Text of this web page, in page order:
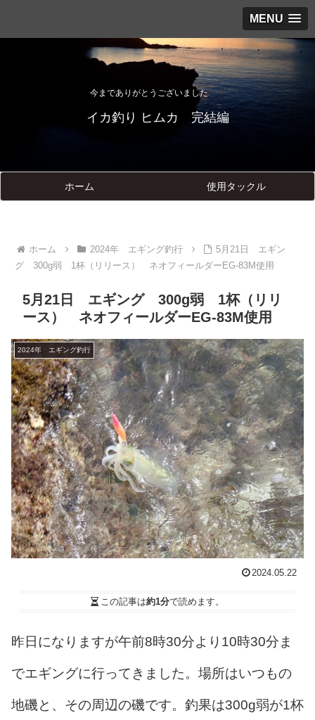
MENU
今までありがとうございました
イカ釣り ヒムカ 完結編
ホーム 使用タックル
ホーム 2024年 エギング釣行
5月21日 エギン
グ 300g弱 1杯（リリース） ネオフィールダーEG-83M使用
5月21日 エギング 300g弱 1杯（リリ
ース） ネオフィールダーEG-83M使用
2024年 エギング釣行
2024.05.22
この記事は約1分で読めます。
昨日になりますが午前8時30分より10時30分ま
でエギングに行ってきました。場所はいつもの
地磯と、その周辺の磯です。釣果は300g弱が1杯